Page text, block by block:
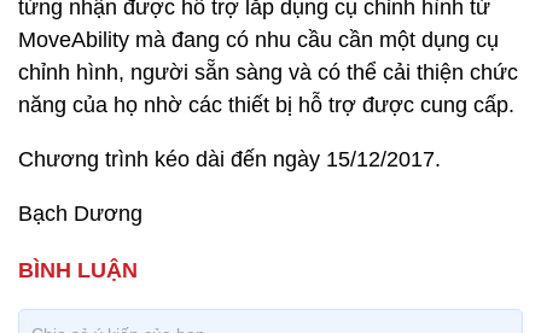
từng nhận được hỗ trợ lắp dụng cụ chỉnh hình từ
MoveAbility mà đang có nhu cầu cần một dụng cụ
chỉnh hình, người sẵn sàng và có thể cải thiện chức
năng của họ nhờ các thiết bị hỗ trợ được cung cấp.
Chương trình kéo dài đến ngày 15/12/2017.
Bạch Dương